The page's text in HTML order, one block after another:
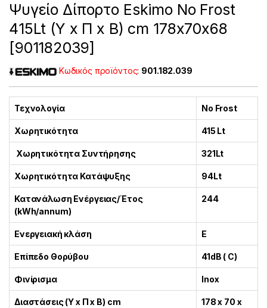
Ψυγείο Δίπορτο Eskimo No Frost
415Lt (Υ x Π x Β) cm 178x70x68
[901182039]
Κωδικός προϊόντος: 901.182.039
Τεχνολογία No Frost
Χωρητικότητα 415 Lt
Χωρητικότητα Συντήρησης 321Lt
Χωρητικότητα Κατάψυξης 94Lt
Κατανάλωση Ενέργειας/Έτος
(kWh/annum)
244
Ενεργειακή κλάση E
Επίπεδο Θορύβου 41dB ( C)
Φινίρισμα Inox
Διαστάσεις (Υ x Π x Β) cm
178 x 70 x